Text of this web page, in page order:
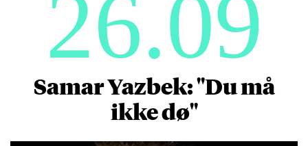
26.09
Samar Yazbek: "Du må
ikke dø"